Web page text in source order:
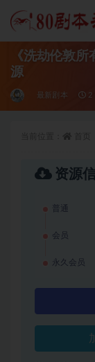
《洗劫伦敦
源
最新剧本 2
资源
普通
会员
永久会员